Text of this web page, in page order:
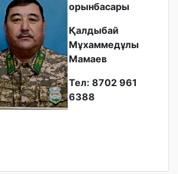
орынбасары
Қалдыбай
Мұхаммедұлы
Мамаев
Тел: 8702 961
6388